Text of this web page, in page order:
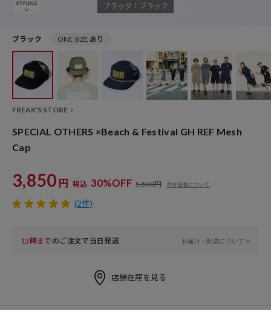
ブラック：ブラック
ブラック ONE SIZE あり
FREAK'S STORE
SPECIAL OTHERS ×Beach & Festival GH REF Mesh
Cap
3,850 円 税込 30%OFF 5,500円 参考価格について
(2件)
13時まで のご注文で当日発送 お届け・配送について
店舗在庫を見る